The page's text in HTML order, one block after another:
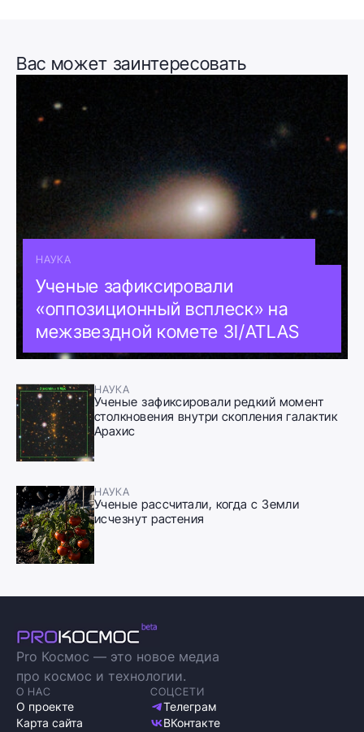
Вас может заинтересовать
НАУКА
Ученые зафиксировали
«оппозиционный всплеск» на
межзвездной комете 3I/ATLAS
НАУКА
Ученые зафиксировали редкий момент
столкновения внутри скопления галактик
Арахис
НАУКА
Ученые рассчитали, когда с Земли
исчезнут растения
Pro Космос — это новое медиа
про космос и технологии.
О НАС
О проекте
Карта сайта
СОЦСЕТИ
Телеграм
ВКонтакте